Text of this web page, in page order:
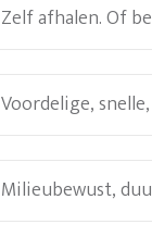
Zelf afhalen. Of
Voordelige,
Milieubewust,